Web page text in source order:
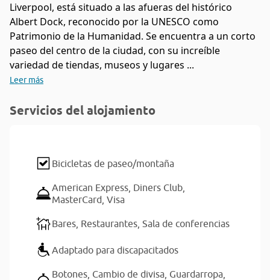
Liverpool, está situado a las afueras del histórico
Albert Dock, reconocido por la UNESCO como
Patrimonio de la Humanidad. Se encuentra a un corto
paseo del centro de la ciudad, con su increíble
variedad de tiendas, museos y lugares ...
Leer más
Servicios del alojamiento
Bicicletas de paseo/montaña
American Express, Diners Club,
MasterCard, Visa
Bares, Restaurantes, Sala de conferencias
Adaptado para discapacitados
Botones, Cambio de divisa, Guardarropa,